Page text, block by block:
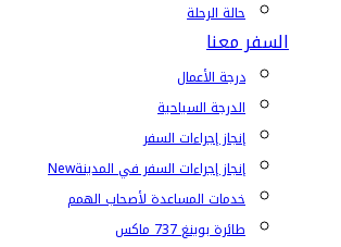
حالة الرحلة
السفر معنا
درجة الأعمال
الدرجة السياحية
إنجاز إجراءات السفر
إنجاز إجراءات السفر في المدينةNew
خدمات المساعدة لأصحاب الهمم
طائرة بوينغ 737 ماكس